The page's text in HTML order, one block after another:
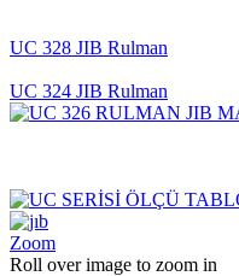
UC 328 JIB Rulman
UC 324 JIB Rulman
Zoom
Roll over image to zoom in